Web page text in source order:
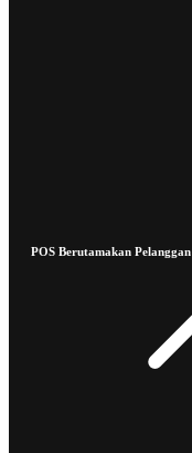
POS Berutamakan Pelanggan